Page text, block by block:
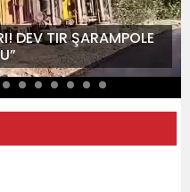
DEV TIR ŞARAMPOLE